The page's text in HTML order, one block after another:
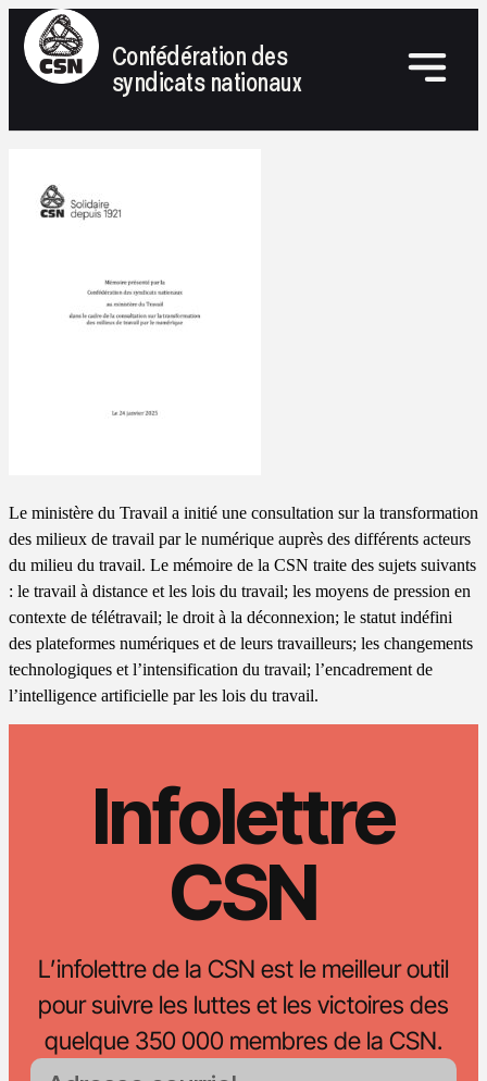
Confédération des
syndicats nationaux
Le ministère du Travail a initié une consultation sur la transformation
des milieux de travail par le numérique auprès des différents acteurs
du milieu du travail. Le mémoire de la CSN traite des sujets suivants
: le travail à distance et les lois du travail; les moyens de pression en
contexte de télétravail; le droit à la déconnexion; le statut indéfini
des plateformes numériques et de leurs travailleurs; les changements
technologiques et l’intensification du travail; l’encadrement de
l’intelligence artificielle par les lois du travail.
Infolettre
CSN
L’infolettre de la CSN est le meilleur outil
pour suivre les luttes et les victoires des
quelque 350 000 membres de la CSN.